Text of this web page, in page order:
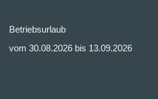
Betriebsurlaub
vom 30.08.2026 bis 13.09.2026